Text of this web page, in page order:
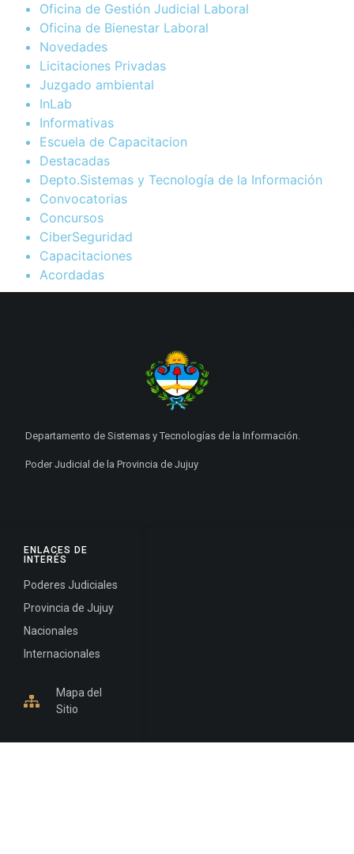
Oficina de Gestión Judicial Laboral
Oficina de Bienestar Laboral
Novedades
Licitaciones Privadas
Juzgado ambiental
InLab
Informativas
Escuela de Capacitacion
Destacadas
Depto.Sistemas y Tecnología de la Información
Convocatorias
Concursos
CiberSeguridad
Capacitaciones
Acordadas
ENLACES DE
INTERÉS
Poderes Judiciales
Provincia de Jujuy
Nacionales
Internacionales
Mapa del
Sitio
Departamento de Sistemas y Tecnologías de la Información.
Poder Judicial de la Provincia de Jujuy